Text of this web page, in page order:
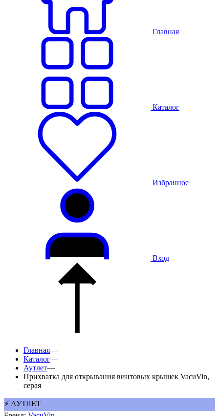
Главная
Каталог
Избранное
Вход
Главная—
Каталог—
Аутлет—
Прихватка для открывания винтовых крышек VacuVin,
серая
⚡ АУТЛЕТ